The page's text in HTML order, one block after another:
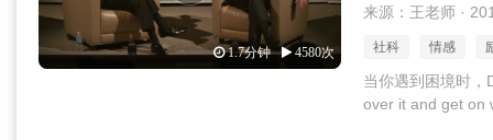
1.7分钟 4580次
来源：王老师 ·
社科 情感
当你遇到困境时
over it and get on